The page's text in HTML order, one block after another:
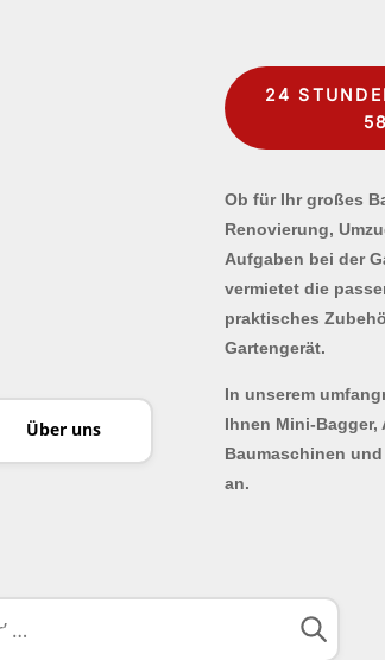
Über uns
24
Ob für Ihr großes
Renovierung,
Aufgaben bei der
vermietet die
praktisches
Gartengerät.
In unserem
Ihnen Mini-Bagger,
Baumaschinen
an.